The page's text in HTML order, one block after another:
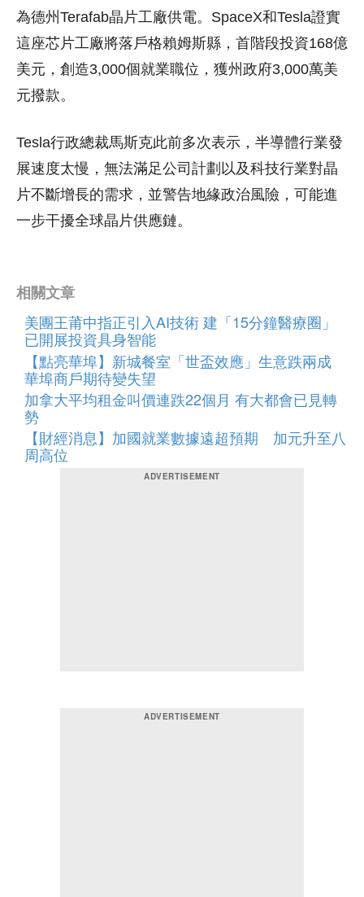
為德州Terafab晶片工廠供電。SpaceX和Tesla證實
這座芯片工廠將落戶格賴姆斯縣，首階段投資168億
美元，創造3,000個就業職位，獲州政府3,000萬美
元撥款。
Tesla行政總裁馬斯克此前多次表示，半導體行業發
展速度太慢，無法滿足公司計劃以及科技行業對晶
片不斷增長的需求，並警告地緣政治風險，可能進
一步干擾全球晶片供應鏈。
相關文章
美團王莆中指正引入AI技術 建「15分鐘醫療圈」
已開展投資具身智能
【點亮華埠】新城餐室「世盃效應」生意跌兩成
華埠商戶期待變失望
加拿大平均租金叫價連跌22個月 有大都會已見轉
勢
【財經消息】加國就業數據遠超預期 加元升至八
周高位